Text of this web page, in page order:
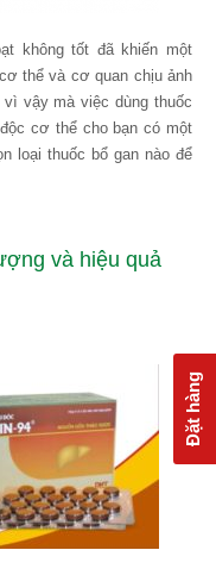
không tốt đã khiến một
thể và cơ quan chịu ảnh
vậy mà việc dùng thuốc
cơ thể cho bạn có một
loại thuốc bổ gan nào để
và hiệu quả
Đặt hàng